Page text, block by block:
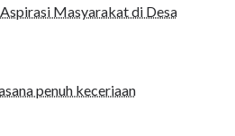
Masyarakat di Desa
penuh keceriaan